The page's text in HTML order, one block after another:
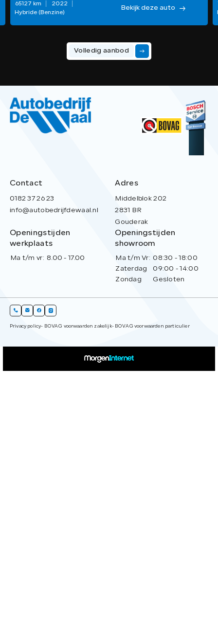
65127 km
2022
Hybride (Benzine)
Bekijk deze auto
Volledig aanbod
Contact
0182 37 26 23
info@autobedrijfdewaal.nl
Adres
Middelblok 202
2831 BR
Gouderak
Openingstijden
werkplaats
Ma t/m vr: 8.00 - 17.00
Openingstijden
showroom
Ma t/m Vr: 08:30 - 18:00
Zaterdag
09:00 - 14:00
Zondag
Gesloten
Privacy policy- BOVAG voorwaarden zakelijk- BOVAG voorwaarden particulier